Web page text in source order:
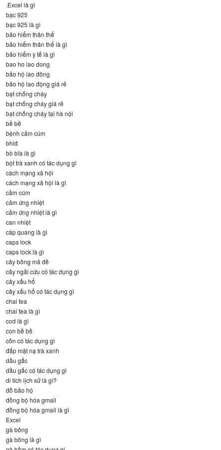
.Excel là gì
bạc 925
bạc 925 là gì
bảo hiểm thân thể
bảo hiểm thân thể là gì
bảo hiểm y tế là gì
bao ho lao dong
bảo hộ lao đông
bảo hộ lao động giá rẻ
bạt chống cháy
bạt chống cháy giá rẻ
bạt chống cháy tại hà nội
bề bề
bệnh cảm cúm
bhlđ
bò bía là gì
bột trà xanh có tác dụng gì
cách mạng xã hội
cách mạng xã hội là gì
cảm cúm
cảm ứng nhiệt
cảm ứng nhiệt là gì
can nhiệt
cáp quang là gì
caps lock
caps lock là gì
cây bông mã đề
cây ngải cứu có tác dụng gì
cây xấu hổ
cây xấu hổ có tác dụng gì
chai tea
chai tea là gì
cod là gì
con bề bề
cồn có tác dụng gì
đắp mặt nạ trà xanh
dầu gấc
dầu gấc có tác dụng gì
di tích lịch sử là gì?
đồ bảo hộ
đồng bộ hóa gmail
đồng bộ hóa gmail là gì
Excel
gà bông
gà bông là gì